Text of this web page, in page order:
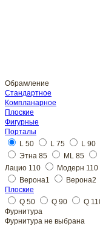
Обрамление
Стандартное
Плоские
L 50
Плоские
Фурнитура
Фурнитура не выбрана